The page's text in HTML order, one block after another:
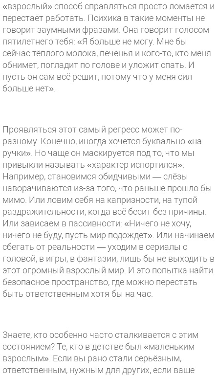
«взрослый» способ справляться просто ломается и
перестаёт работать. Психика в такие моменты не
говорит заумными фразами. Она говорит голосом
пятилетнего тебя: «Я больше не могу. Мне бы
сейчас тёплого молока, печенья и кого-то, кто меня
обнимет, погладит по голове и уложит спать. И
пусть он сам всё решит, потому что у меня сил
больше нет».
Проявляться этот самый регресс может по-
разному. Конечно, иногда хочется буквально «на
ручки». Но чаще он маскируется под то, что мы
привыкли называть «характер испортился».
Например, становимся обидчивыми — слёзы
наворачиваются из-за того, что раньше прошло бы
мимо. Или ловим себя на капризности, на тупой
раздражительности, когда всё бесит без причины.
Или зависаем в пассивности: «Ничего не хочу,
ничего не буду, пусть мир подождёт». Или начинаем
сбегать от реальности — уходим в сериалы с
головой, в игры, в фантазии, лишь бы не выходить в
этот огромный взрослый мир. И это попытка найти
безопасное пространство, где можно перестать
быть ответственным хотя бы на час.
Знаете, кто особенно часто сталкивается с этим
состоянием? Те, кто в детстве был «маленьким
взрослым». Если вы рано стали серьёзным,
ответственным, нужным для других, если ваше